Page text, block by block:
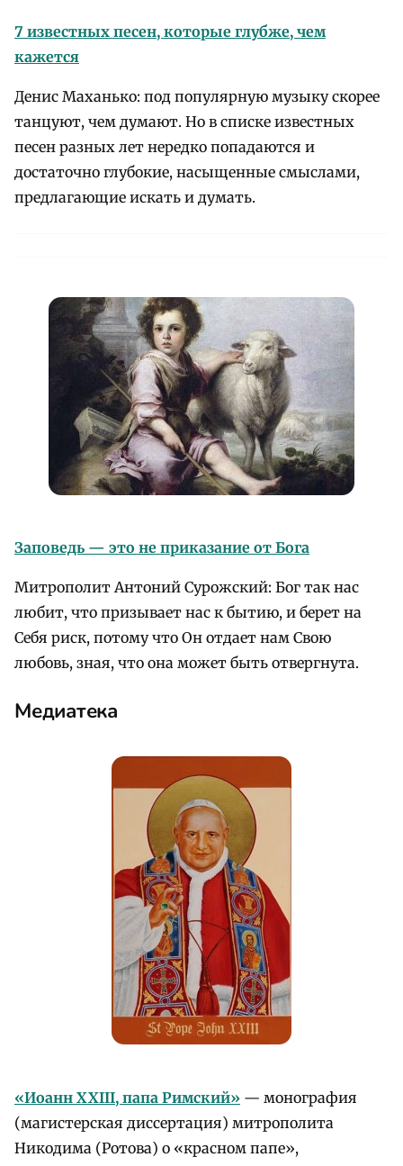
7 известных песен, которые глубже, чем
кажется
Денис Маханько: под популярную музыку скорее
танцуют, чем думают. Но в списке известных
песен разных лет нередко попадаются и
достаточно глубокие, насыщенные смыслами,
предлагающие искать и думать.
Заповедь — это не приказание от Бога
Митрополит Антоний Сурожский: Бог так нас
любит, что призывает нас к бытию, и берет на
Себя риск, потому что Он отдает нам Свою
любовь, зная, что она может быть отвергнута.
Медиатека
«Иоанн XXIII, папа Римский» — монография
(магистерская диссертация) митрополита
Никодима (Ротова) о «красном папе»,